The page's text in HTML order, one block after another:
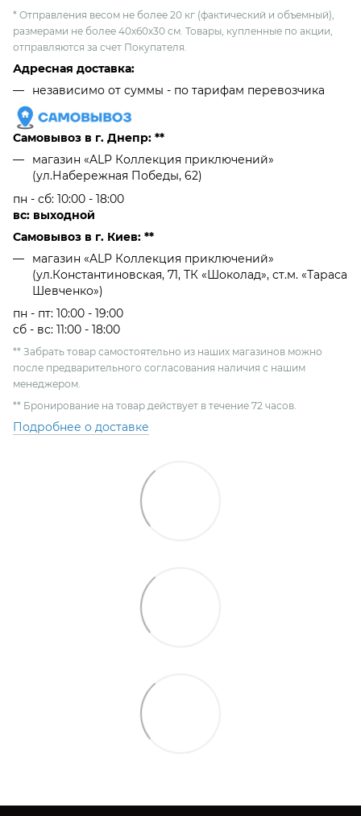
* Отправления весом не более 20 кг (фактический и объемный),
размерами не более 40х60х30 см. Товары, купленные по акции,
отправляются за счет Покупателя.
Адресная доставка:
независимо от cуммы - по тарифам перевозчика
Самовывоз в г. Днепр: **
магазин «ALP Коллекция приключений»
(ул.Набережная Победы, 62)
пн - сб: 10:00 - 18:00
вс: выходной
Самовывоз в г. Киев: **
магазин «ALP Коллекция приключений»
(ул.Константиновская, 71, ТК «Шоколад», ст.м. «Тараса
Шевченко»)
пн - пт: 10:00 - 19:00
сб - вс: 11:00 - 18:00
** Забрать товар самостоятельно из наших магазинов можно
после предварительного согласования наличия с нашим
менеджером.
** Бронирование на товар действует в течение 72 часов.
Подробнее о доставке